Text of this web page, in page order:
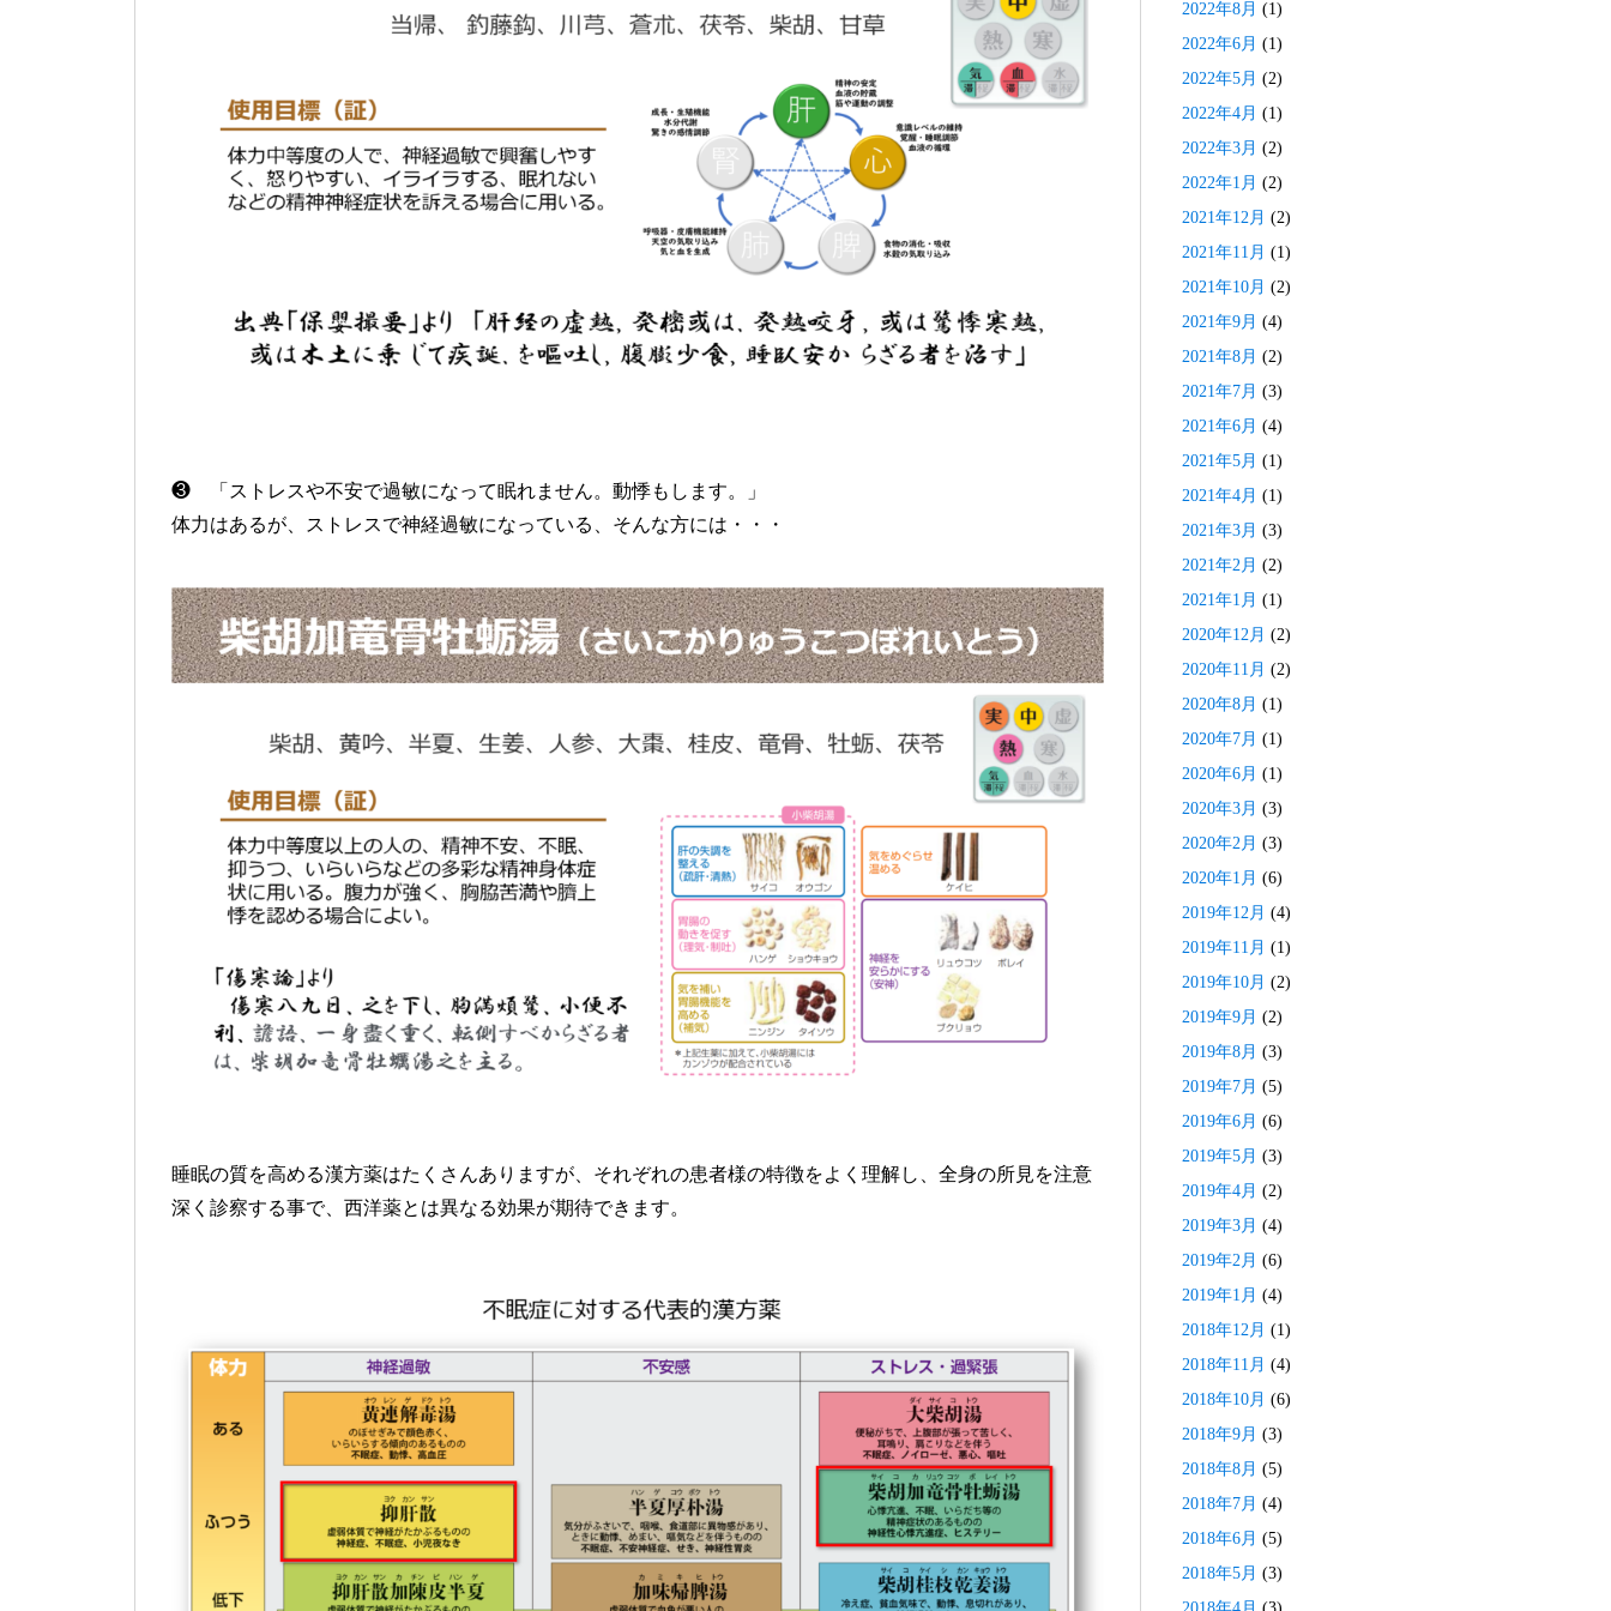
❸ 「ストレスや不安で過敏になって眠れません。動悸もします。」
体力はあるが、ストレスで神経過敏になっている、そんな方には・・・
睡眠の質を高める漢方薬はたくさんありますが、それぞれの患者様の特徴をよく理解し、全身の所見を注意
深く診察する事で、西洋薬とは異なる効果が期待できます。
2022年8月 (1)
2022年6月 (1)
2022年5月 (2)
2022年4月 (1)
2022年3月 (2)
2022年1月 (2)
2021年12月 (2)
2021年11月 (1)
2021年10月 (2)
2021年9月 (4)
2021年8月 (2)
2021年7月 (3)
2021年6月 (4)
2021年5月 (1)
2021年4月 (1)
2021年3月 (3)
2021年2月 (2)
2021年1月 (1)
2020年12月 (2)
2020年11月 (2)
2020年8月 (1)
2020年7月 (1)
2020年6月 (1)
2020年3月 (3)
2020年2月 (3)
2020年1月 (6)
2019年12月 (4)
2019年11月 (1)
2019年10月 (2)
2019年9月 (2)
2019年8月 (3)
2019年7月 (5)
2019年6月 (6)
2019年5月 (3)
2019年4月 (2)
2019年3月 (4)
2019年2月 (6)
2019年1月 (4)
2018年12月 (1)
2018年11月 (4)
2018年10月 (6)
2018年9月 (3)
2018年8月 (5)
2018年7月 (4)
2018年6月 (5)
2018年5月 (3)